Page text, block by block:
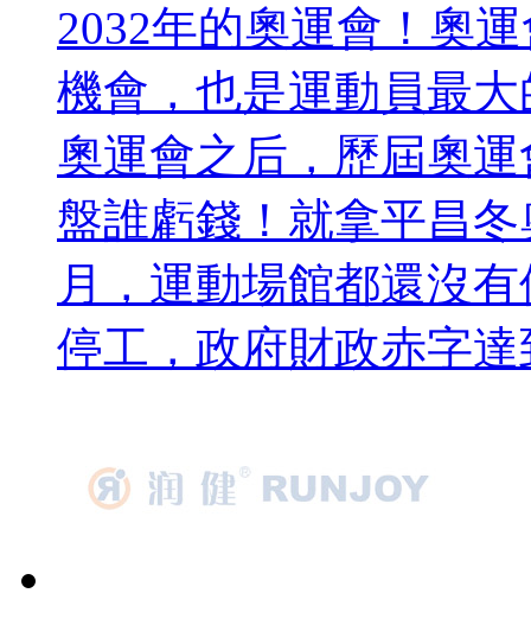
2032年的奧運會！奧
機會，也是運動員最
奧運會之后，歷屆奧
盤誰虧錢！就拿平昌冬
月，運動場館都還沒
停工，政府財政赤字